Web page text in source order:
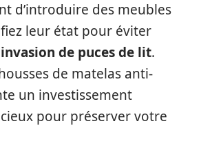
d’introduire des meubles
leur état pour éviter
invasion de puces de lit.
de matelas anti-
un investissement
pour préserver votre